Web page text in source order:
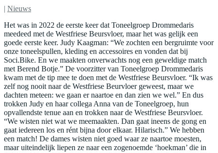
| Nieuws
Het was in 2022 de eerste keer dat Toneelgroep Drommedaris
meedeed met de Westfriese Beursvloer, maar het was gelijk een
goede eerste keer. Judy Kaagman: “We zochten een bergruimte voor
onze toneelspullen, kleding en accessoires en vonden dat bij
Soci.Bike. En we maakten onverwachts nog een geweldige match
met Berend Botje.” De voorzitter van Toneelgroep Drommedaris
kwam met de tip mee te doen met de Westfriese Beursvloer. “Ik was
zelf nog nooit naar de Westfriese Beurvloer geweest, maar we
dachten meteen: we gaan er naartoe en dan zien we wel.” En dus
trokken Judy en haar collega Anna van de Toneelgroep, hun
opvallendste tenue aan en trokken naar de Westfriese Beursvloer.
“We wisten niet wat we meemaakten. Dan gaat ineens de gong en
gaat iedereen los en rént bijna door elkaar. Hilarisch.” We hebben
een match! De dames wisten niet goed waar ze naartoe moesten,
maar uiteindelijk liepen ze naar een zogenoemde ‘hoekman’ die in